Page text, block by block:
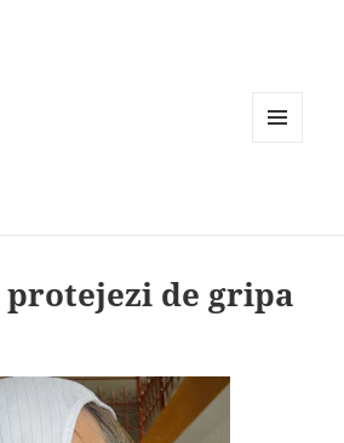
protejezi de gripa